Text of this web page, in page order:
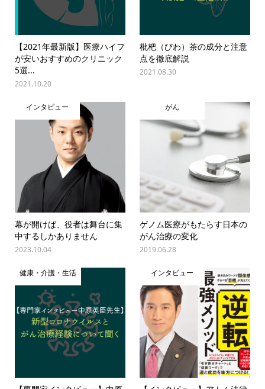
【2021年最新版】医療ハイフ
が安いおすすめのクリニック
5選...
2021.10.20
枇杷（びわ）茶の成分と注意
点を徹底解説
2021.08.30
インタビュー
幕が開けば、役者は舞台に集
中するしかありません
2023.10.04
がん
ゲノム医療がもたらす日本の
がん治療の変化
2019.06.28
健康・介護・生活 インタビュー